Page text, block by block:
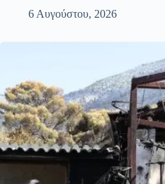
6 Αυγούστου, 2026